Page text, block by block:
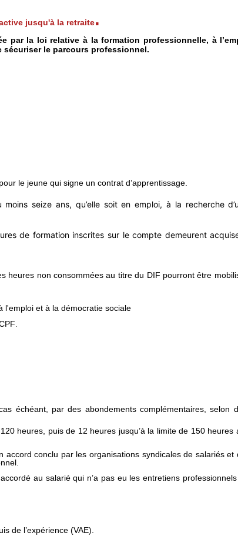
jusqu'à la retraite.
par la loi relative à la formation professionnelle, à
sécuriser le parcours professionnel.
le jeune qui signe un contrat d’apprentissage.
seize ans, qu’elle soit en emploi, à la recherche
de formation inscrites sur le compte demeurent
heures non consommées au titre du DIF pourront être
l'emploi et à la démocratie sociale
.
échéant, par des abondements complémentaires, selon
heures, puis de 12 heures jusqu’à la limite de 150 heures
conclu par les organisations syndicales de salariés et
au salarié qui n’a pas eu les entretiens
de l’expérience (VAE).